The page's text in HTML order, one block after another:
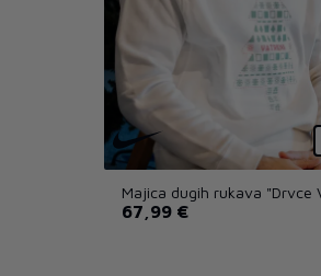
Majica dugih rukava "Drvce
67,99 €